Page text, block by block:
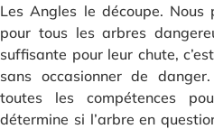
Les Angles le découpe. Nous
pour tous les arbres
suffisante pour leur chute,
sans occasionner de
toutes les compétences
détermine si l’arbre en